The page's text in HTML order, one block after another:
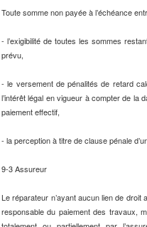
Toute somme non payée à l’échéance
- l’exigibilité de toutes les sommes
prévu,
- le versement de pénalités de retard
l’intérêt légal en vigueur à compter de la
paiement effectif,
- la perception à titre de clause pénale
9-3 Assureur
Le réparateur n’ayant aucun lien de
responsable du paiement des travaux,